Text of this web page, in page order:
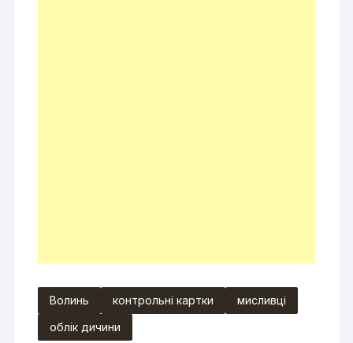
Волинь контрольні картки
мисливці
облік дичини